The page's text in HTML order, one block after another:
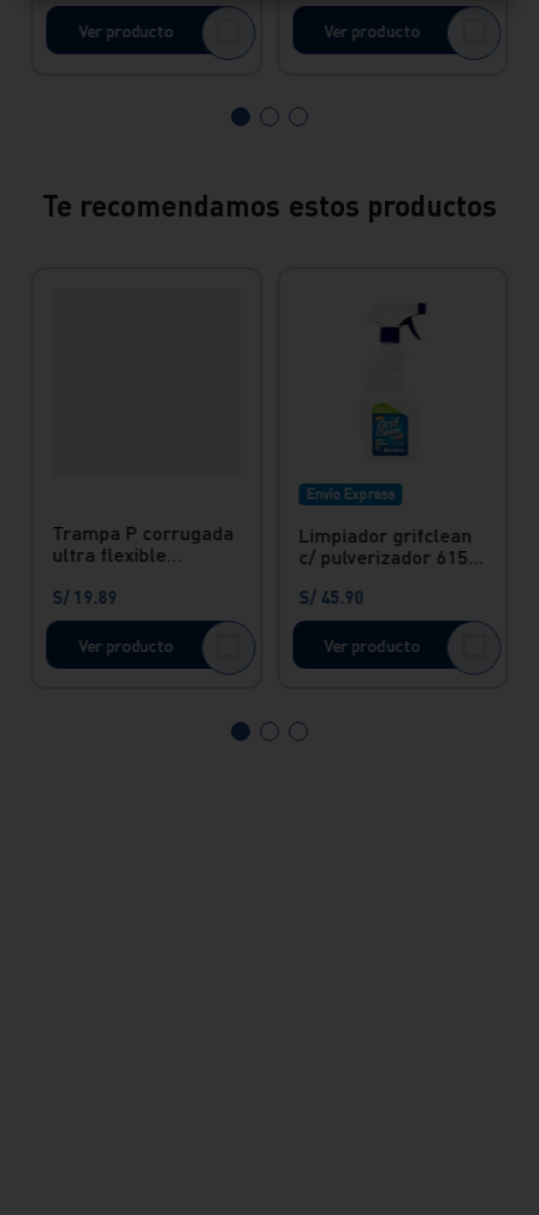
Ver producto Ver producto
Te recomendamos estos productos
Trampa P corrugada
ultra flexible
S/ 19.89
Ver producto
Envío Express
Limpiador grifclean
c/ pulverizador 615
S/ 45.90
Ver producto